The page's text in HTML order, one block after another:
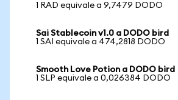
1 RAD equivale a 9,7479 DODO
Sai Stablecoin v1.0 a DODO bird
1 SAI equivale a 474,2818 DODO
Smooth Love Potion a DODO bird
1 SLP equivale a 0,026384 DODO